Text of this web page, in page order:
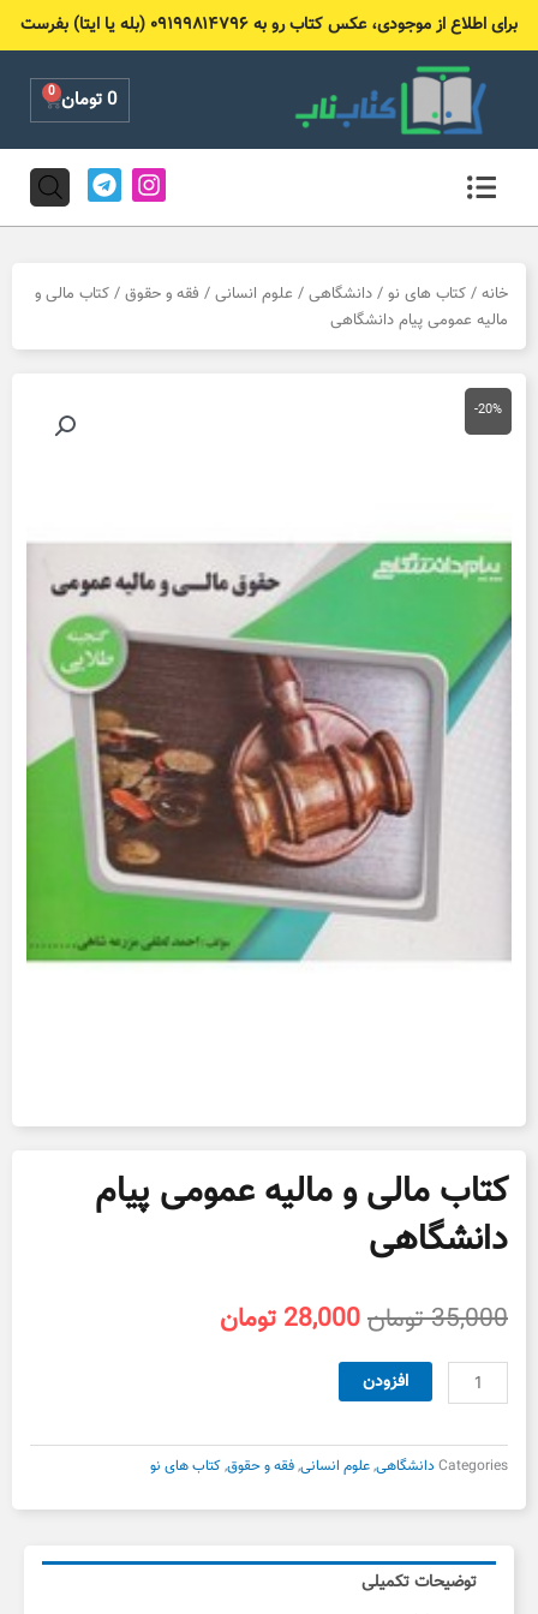
برای اطلاع از موجودی، عکس کتاب رو به ۰۹۱۹۹۸۱۴۷۹۶ (بله یا ایتا) بفرست
0تومان 0
Cart
I
n
s
g
a
T
e
l
r
m
خانه / کتاب های نو / دانشگاهی / علوم انسانی / فقه و حقوق / کتاب مالی و
مالیه عمومی پیام دانشگاهی
-20%
کتاب مالی و مالیه عمومی پیام
دانشگاهی
35,000تومانقیمت
بود.
28,000 تومان
کتاب
مالی
مالیه
عمومی
پیام
عدد
افزودن
Categories دانشگاهی,علوم انسانی,فقه و حقوق,کتاب های نو
توضیحات تکمیلی